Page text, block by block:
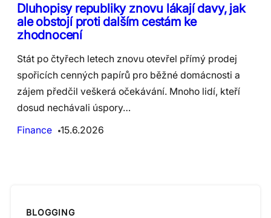
Dluhopisy republiky znovu lákají davy, jak
ale obstojí proti dalším cestám ke
zhodnocení
Stát po čtyřech letech znovu otevřel přímý prodej
spořicích cenných papírů pro běžné domácnosti a
zájem předčil veškerá očekávání. Mnoho lidí, kteří
dosud nechávali úspory…
Finance
15.6.2026
BLOGGING